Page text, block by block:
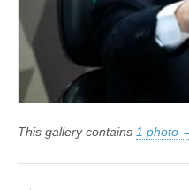
This gallery contains 1 photo